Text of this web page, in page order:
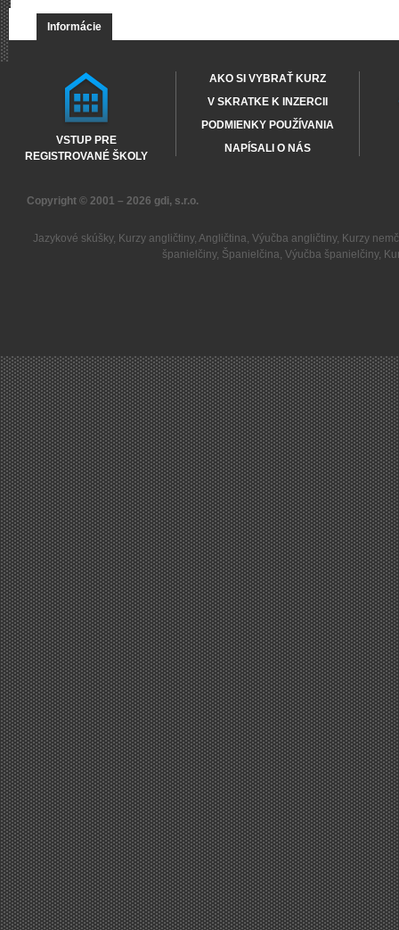
Informácie
VSTUP PRE
REGISTROVANÉ ŠKOLY
AKO SI VYBRAŤ KURZ
V SKRATKE K INZERCII
PODMIENKY POUŽÍVANIA
NAPÍSALI O NÁS
Copyright © 2001 – 2026 gdi, s.r.o.
Jazykové skúšky, Kurzy angličtiny, Angličtina, Výučba angličtiny, Kurzy
španielčiny, Španielčina, Výučba španielčiny,